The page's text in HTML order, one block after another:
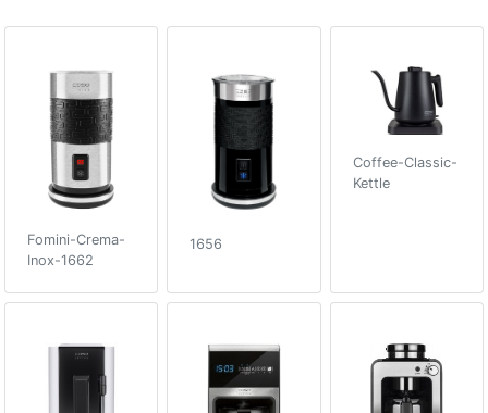
Fomini-Crema-
Inox-1662
1656
Coffee-Classic-
Kettle